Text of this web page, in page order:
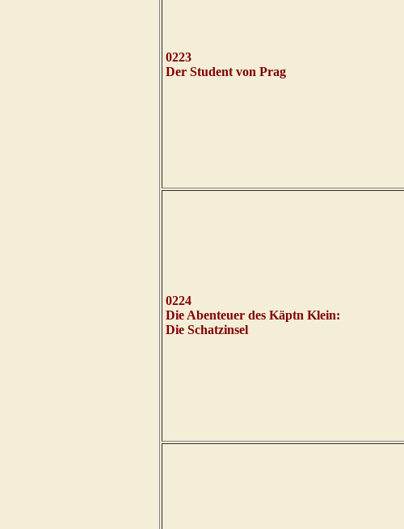
0223
Der Student von Prag
0224
Die Abenteuer des Käptn Klein:
Die Schatzinsel